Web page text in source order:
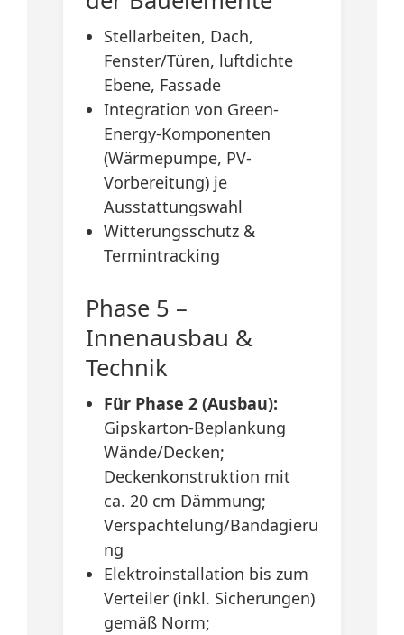
Stellarbeiten, Dach,
Fenster/Türen, luftdichte
Ebene, Fassade
Integration von Green-
Energy-Komponenten
(Wärmepumpe, PV-
Vorbereitung) je
Ausstattungswahl
Witterungsschutz &
Termintracking
Phase 5 –
Innenausbau &
Technik
Für Phase 2 (Ausbau):
Gipskarton-Beplankung
Wände/Decken;
Deckenkonstruktion mit
ca. 20 cm Dämmung;
Verspachtelung/Bandagieru
ng
Elektroinstallation bis zum
Verteiler (inkl. Sicherungen)
gemäß Norm;